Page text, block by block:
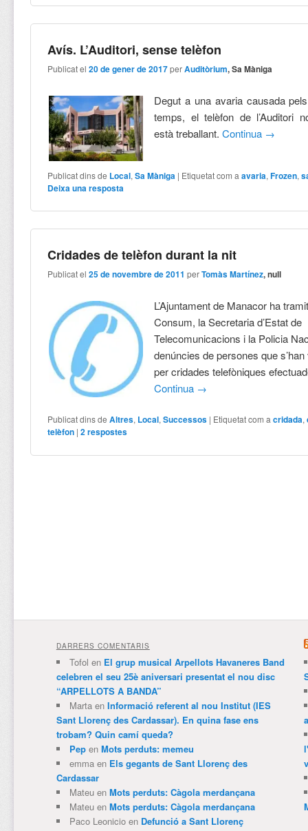
Avís. L’Auditori, sense telèfon
Publicat el20 de gener de 2017 perAuditòrium, Sa Màniga
Degut a una avaria causada
temps, el telèfon de l’Auditori
està treballant.Continua →
Publicat dins de Local,Sa Màniga | Etiquetat com a avaria,Frozen,
Deixa una resposta
Cridades de telèfon durant la nit
Publicat el25 de novembre de 2011 perTomàs Martínez, null
L’Ajuntament de Manacor ha
Consum, la Secretaria d’Estat de
Telecomunicacions i la Policia
denúncies de persones que
per cridades telefòniques
Continua →
Publicat dins de Altres, Local,Successos | Etiquetat com a cridada,
telèfon |2respostes
DARRERS COMENTARIS
Tofol en El grup musical Arpellots Havaneres Band
celebren el seu 25è aniversari presentat el nou disc
“ARPELLOTS A BANDA”
Martaen Informació referent al nou Institut (IES
Sant Llorenç des Cardassar). En quina fase ens
trobam? Quin camí queda?
Pepen Mots perduts: memeu
emmaen Els gegants de Sant Llorenç des
Cardassar
Mateuen Mots perduts: Càgola merdançana
Mateuen Mots perduts: Càgola merdançana
Paco Leonicioen Defunció a Sant Llorenç